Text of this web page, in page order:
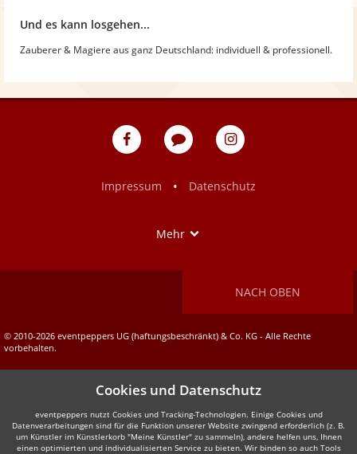
Und es kann losgehen...
Zauberer & Magiere aus ganz Deutschland: individuell & professionell.
eventpeppers
Blog
eventpeppers
Impressum
• Datenschutz
Mehr
NACH OBEN
© 2010-2026 eventpeppers UG (haftungsbeschränkt) & Co. KG - Alle Rechte
vorbehalten.
Cookies und Datenschutz
eventpeppers nutzt Cookies und Tracking-Technologien. Einige Cookies und
Datenverarbeitungen sind für die Funktion unserer Website zwingend erforderlich (z. B.
um Künstler im Künstlerkorb "Meine Künstler" zu sammeln), andere helfen uns, Ihnen
einen optimierten und individualisierten Service zu bieten. Wir binden so auch Tools